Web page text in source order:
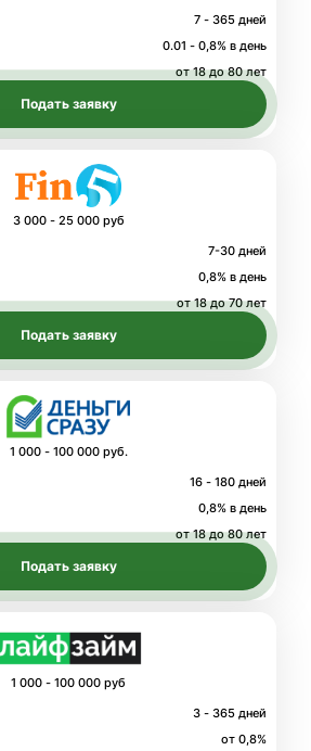
7 - 365 дней
0.01 - 0,8% в день
от 18 до 80 лет
Подать заявку
3 000 - 25 000 руб
7-30 дней
0,8% в день
от 18 до 70 лет
Подать заявку
1 000 - 100 000 руб.
16 - 180 дней
0,8% в день
от 18 до 80 лет
Подать заявку
1 000 - 100 000 руб
3 - 365 дней
от 0,8%